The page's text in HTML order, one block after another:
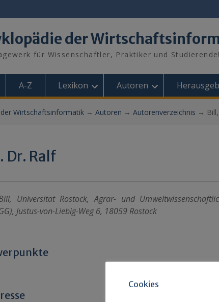
der
für Wissenschaftler, Praktiker und Studierende!
A-Z Lexikon Autoren
Wirtschaftsinformatik → Autoren → Autorenverzeichnis →
Dr. Ralf
Universität Rostock, Agrar- und
Justus-von-Liebig-Weg 6, 18059 Rostock
Cookies